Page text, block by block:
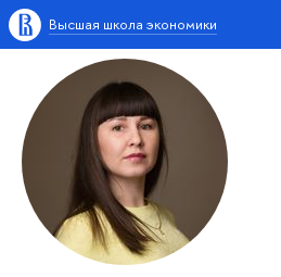
Высшая школа экономики